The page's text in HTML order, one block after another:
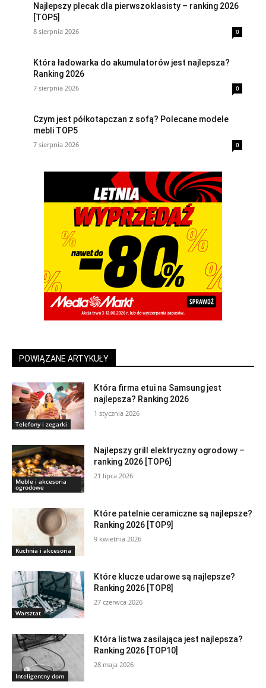
Najlepszy plecak dla pierwszoklasisty – ranking 2026
[TOP5]
8 sierpnia 2026 0
Która ładowarka do akumulatorów jest najlepsza?
Ranking 2026
7 sierpnia 2026 0
Czym jest półkotapczan z sofą? Polecane modele
mebli TOP5
7 sierpnia 2026 0
POWIĄZANE ARTYKUŁY
Telefony i zegarki
Która firma etui na Samsung jest
najlepsza? Ranking 2026
1 stycznia 2026
Meble i akcesoria
ogrodowe
Najlepszy grill elektryczny ogrodowy –
ranking 2026 [TOP6]
21 lipca 2026
Kuchnia i akcesoria
Które patelnie ceramiczne są najlepsze?
Ranking 2026 [TOP9]
9 kwietnia 2026
Warsztat
Które klucze udarowe są najlepsze?
Ranking 2026 [TOP8]
27 czerwca 2026
Inteligentny dom
Która listwa zasilająca jest najlepsza?
Ranking 2026 [TOP10]
28 maja 2026